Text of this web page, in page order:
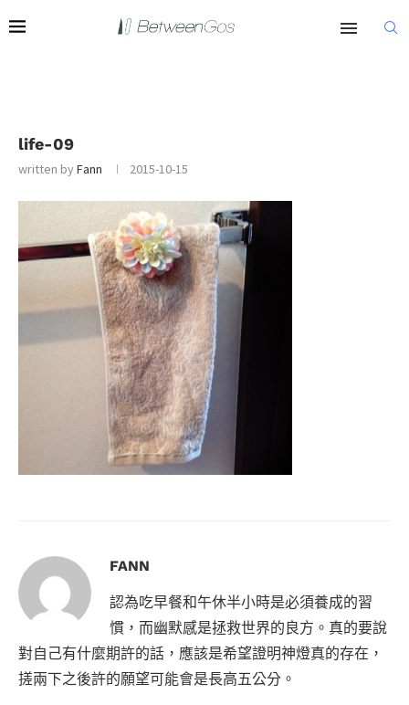
life-09
written byFann 2015-10-15
FANN
認為吃早餐和午休半小時是必須養成的習
慣，而幽默感是拯救世界的良方。真的要說
對自己有什麼期許的話，應該是希望證明神燈真的存在，
搓兩下之後許的願望可能會是長高五公分。